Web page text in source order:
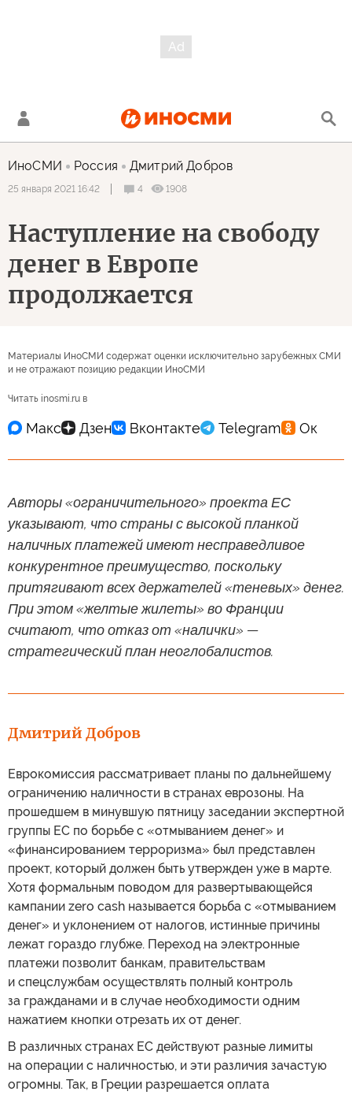
ИноСМИ Россия Дмитрий Добров
25 января 2021 16:42 4 1908
Наступление на свободу
денег в Европе
продолжается
Материалы ИноСМИ содержат оценки исключительно зарубежных СМИ
и не отражают позицию редакции ИноСМИ
Читать inosmi.ru в
Авторы «ограничительного» проекта ЕС
указывают, что страны с высокой планкой
наличных платежей имеют несправедливое
конкурентное преимущество, поскольку
притягивают всех держателей «теневых» денег.
При этом «желтые жилеты» во Франции
считают, что отказ от «налички» —
стратегический план неоглобалистов.
Дмитрий Добров
Еврокомиссия рассматривает планы по дальнейшему
ограничению наличности в странах еврозоны. На
прошедшем в минувшую пятницу заседании экспертной
группы ЕС по борьбе с «отмыванием денег» и
«финансированием терроризма» был представлен
проект, который должен быть утвержден уже в марте.
Хотя формальным поводом для развертывающейся
кампании zero cash называется борьба с «отмыванием
денег» и уклонением от налогов, истинные причины
лежат гораздо глубже. Переход на электронные
платежи позволит банкам, правительствам
и спецслужбам осуществлять полный контроль
за гражданами и в случае необходимости одним
нажатием кнопки отрезать их от денег.
В различных странах ЕС действуют разные лимиты
на операции с наличностью, и эти различия зачастую
огромны. Так, в Греции разрешается оплата